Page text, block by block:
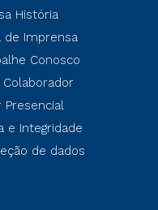
História
de Imprensa
Conosco
Colaborador
Presencial
e Integridade
de dados